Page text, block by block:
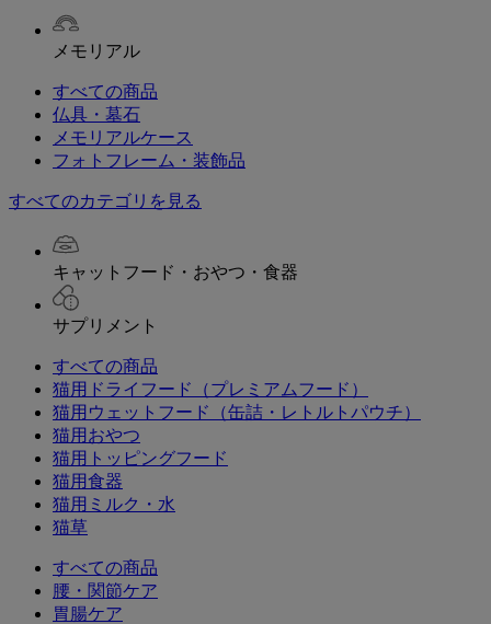
メモリアル
すべての商品
仏具・墓石
メモリアルケース
フォトフレーム・装飾品
すべてのカテゴリを見る
キャットフード・おやつ・食器
サプリメント
すべての商品
猫用ドライフード（プレミアムフード）
猫用ウェットフード（缶詰・レトルトパウチ）
猫用おやつ
猫用トッピングフード
猫用食器
猫用ミルク・水
猫草
すべての商品
腰・関節ケア
胃腸ケア